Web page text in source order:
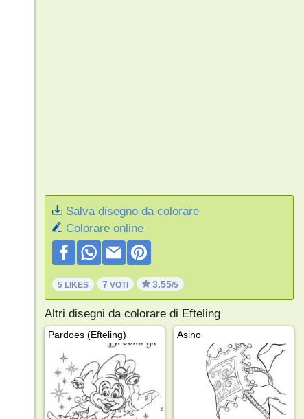
Salva disegno da colorare
Colorare online
5 LIKES 7 VOTI 3.55/5
Altri disegni da colorare di Efteling
Pardoes (Efteling) Asino